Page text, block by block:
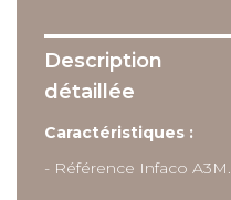
Description
détaillée
Caractéristiques :
- Référence Infaco A3M.